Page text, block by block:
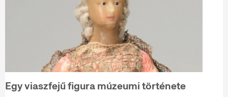
Egy viaszfejű figura múzeumi története